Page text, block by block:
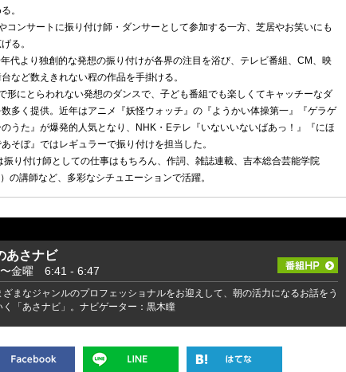
。
コンサートに振り付け師・ダンサーとして参加する一方、芝居やお笑いにも
る。
代より独創的な発想の振り付けが各界の注目を浴び、テレビ番組、CM、映
など数えきれない程の作品を手掛ける。
形にとらわれない発想のダンスで、子ども番組でも楽しくてキャッチーなダ
数多く提供。近年はアニメ『妖怪ウォッチ』の『ようかい体操第一』『ゲラゲ
のうた』が爆発的人気となり、NHK・Eテレ『いないいないばあっ！』『にほ
あそぼ』ではレギュラーで振り付けを担当した。
振り付け師としての仕事はもちろん、作詞、雑誌連載、吉本総合芸能学院
）の講師など、多彩なシチュエーションで活躍。
あさナビ
〜金曜 6:41 - 6:47
ざまなジャンルのプロフェッショナルをお迎えして、朝の活力になるお話をう
く「あさナビ」。ナビゲーター：黒木瞳